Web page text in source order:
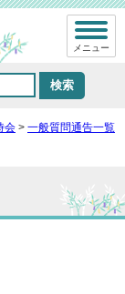
メニュー
会 > 一般質問通告一覧